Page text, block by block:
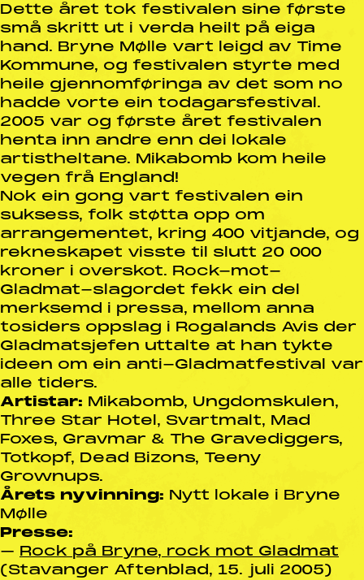
Dette året tok festivalen sine første
små skritt ut i verda heilt på eiga
hand. Bryne Mølle vart leigd av Time
Kommune, og festivalen styrte med
heile gjennomføringa av det som no
hadde vorte ein todagarsfestival.
2005 var og første året festivalen
henta inn andre enn dei lokale
artistheltane. Mikabomb kom heile
vegen frå England!
Nok ein gong vart festivalen ein
suksess, folk støtta opp om
arrangementet, kring 400 vitjande, og
rekneskapet visste til slutt 20 000
kroner i overskot. Rock-mot-
Gladmat-slagordet fekk ein del
merksemd i pressa, mellom anna
tosiders oppslag i Rogalands Avis der
Gladmatsjefen uttalte at han tykte
ideen om ein anti-Gladmatfestival var
alle tiders.
Artistar: Mikabomb, Ungdomskulen,
Three Star Hotel, Svartmalt, Mad
Foxes, Gravmar & The Gravediggers,
Totkopf, Dead Bizons, Teeny
Grownups.
Årets nyvinning: Nytt lokale i Bryne
Mølle
Presse:
– Rock på Bryne, rock mot Gladmat
(Stavanger Aftenblad, 15. juli 2005)